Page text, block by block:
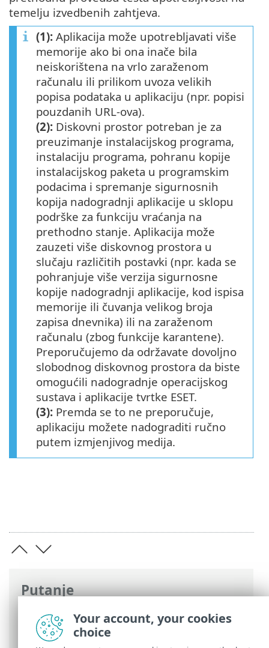
Putanje
ESET-ova online pomoć> ESET Endpoint
Security >Specifikacije > Sistemski
preduvjeti
temelju izvedbenih zahtjeva.
(1): Aplikacija može upotrebljavati više
memorije ako bi ona inače bila
neiskorištena na vrlo zaraženom
računalu ili prilikom uvoza velikih
popisa podataka u aplikaciju (npr. popisi
pouzdanih URL-ova).
(2): Diskovni prostor potreban je za
preuzimanje instalacijskog programa,
instalaciju programa, pohranu kopije
instalacijskog paketa u programskim
podacima i spremanje sigurnosnih
kopija nadogradnji aplikacije u sklopu
podrške za funkciju vraćanja na
prethodno stanje. Aplikacija može
zauzeti više diskovnog prostora u
slučaju različitih postavki (npr. kada se
pohranjuje više verzija sigurnosne
kopije nadogradnji aplikacije, kod ispisa
memorije ili čuvanja velikog broja
zapisa dnevnika) ili na zaraženom
računalu (zbog funkcije karantene).
Preporučujemo da održavate dovoljno
slobodnog diskovnog prostora da biste
omogućili nadogradnje operacijskog
sustava i aplikacije tvrtke ESET.
(3): Premda se to ne preporučuje,
aplikaciju možete nadograditi ručno
putem izmjenjivog medija.
Your account, your cookies
choice